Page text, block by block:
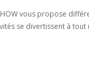
vous propose
se divertissent à